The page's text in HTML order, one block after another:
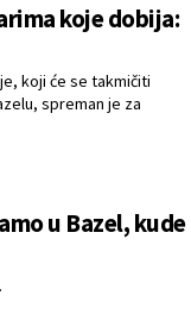
koje dobija:
koji će se takmičiti
spreman je za
u Bazel, kude